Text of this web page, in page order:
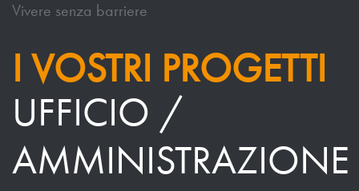
Vivere senza barriere
I VOSTRI PROGETTI
UFFICIO /
AMMINISTRAZIONE